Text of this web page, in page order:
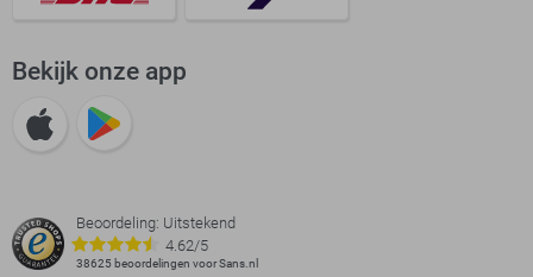
Bekijk onze app
Beoordeling: Uitstekend
4.62/5
38625 beoordelingen voor Sans.nl